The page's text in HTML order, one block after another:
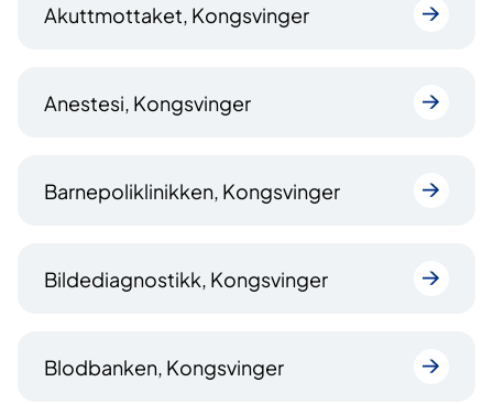
Akuttmottaket, Kongsvinger
Anestesi, Kongsvinger
Barnepoliklinikken, Kongsvinger
Bildediagnostikk, Kongsvinger
Blodbanken, Kongsvinger